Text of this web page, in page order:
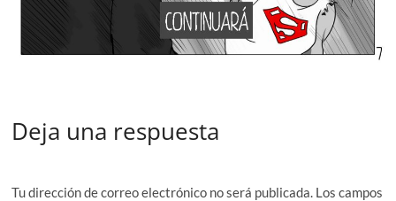
Deja una respuesta
Tu dirección de correo electrónico no será publicada. Los campos